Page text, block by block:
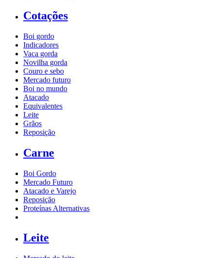
Cotações
Boi gordo
Indicadores
Vaca gorda
Novilha gorda
Couro e sebo
Mercado futuro
Boi no mundo
Atacado
Equivalentes
Leite
Grãos
Reposição
Carne
Boi Gordo
Mercado Futuro
Atacado e Varejo
Reposição
Proteínas Alternativas
Leite